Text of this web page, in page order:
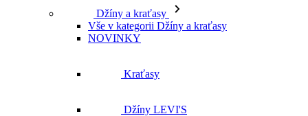
Džíny a kraťasy
Vše v kategorii Džíny a kraťasy
NOVINKY
Kraťasy
Džíny LEVI'S